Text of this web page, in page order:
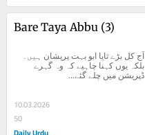
Bare Taya Abbu (3)
بلکہ یوں کہنا چاہیے کہ وہ گہرے
ڈپریشن میں چلے گئے...
10.03.2026
50